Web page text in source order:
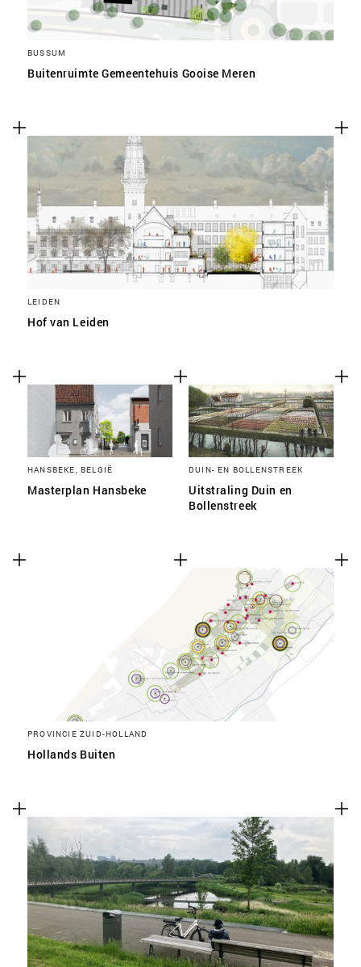
BUSSUM
Buitenruimte Gemeentehuis Gooise Meren
LEIDEN
Hof van Leiden
HANSBEKE, BELGIË
Masterplan Hansbeke
DUIN- EN BOLLENSTREEK
Uitstraling Duin en
Bollenstreek
PROVINCIE ZUID-HOLLAND
Hollands Buiten